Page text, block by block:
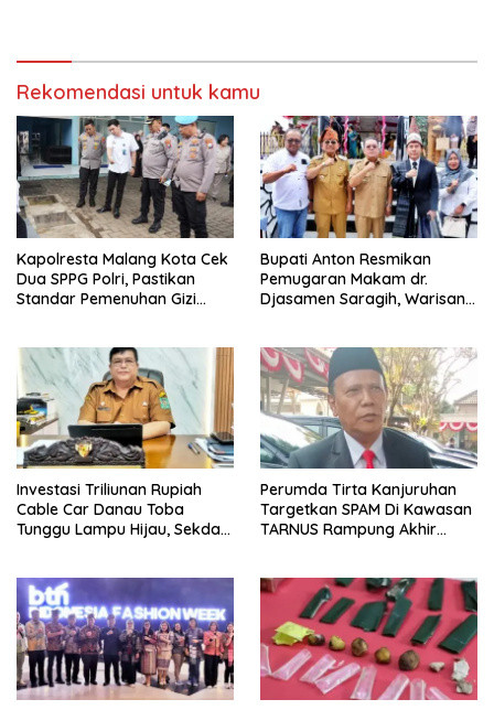
Rekomendasi untuk kamu
Kapolresta Malang Kota Cek
Dua SPPG Polri, Pastikan
Standar Pemenuhan Gizi
Bupati Anton Resmikan
Pemugaran Makam dr.
Djasamen Saragih, Warisan
Mendatang
Investasi Triliunan Rupiah
Cable Car Danau Toba
Tunggu Lampu Hijau, Sekda
Perumda Tirta Kanjuruhan
Targetkan SPAM Di Kawasan
TARNUS Rampung Akhir